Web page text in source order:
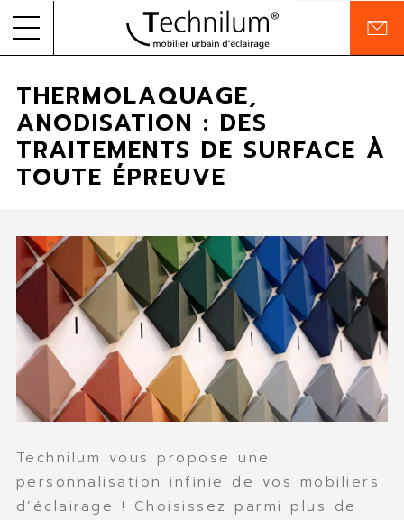
content
RÉALISATIONS
ENTREPRISE
DOCUMENTATION
FR
MES FAVORIS
C
o
t
THERMOLAQUAGE,
ANODISATION : DES
TRAITEMENTS DE SURFACE À
TOUTE ÉPREUVE
Technilum vous propose une
personnalisation infinie de vos mobiliers
d’éclairage ! Choisissez parmi plus de